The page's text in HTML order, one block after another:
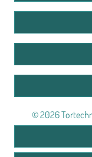
© 2026